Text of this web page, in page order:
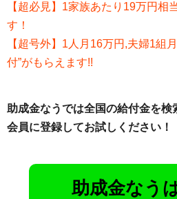
【超必見】1家族あたり19万円相
す！
【超号外】1人月16万円,夫婦1組
付”がもらえます!!
助成金なうでは全国の給付金を検
会員に登録してお試しください！
助成金なう